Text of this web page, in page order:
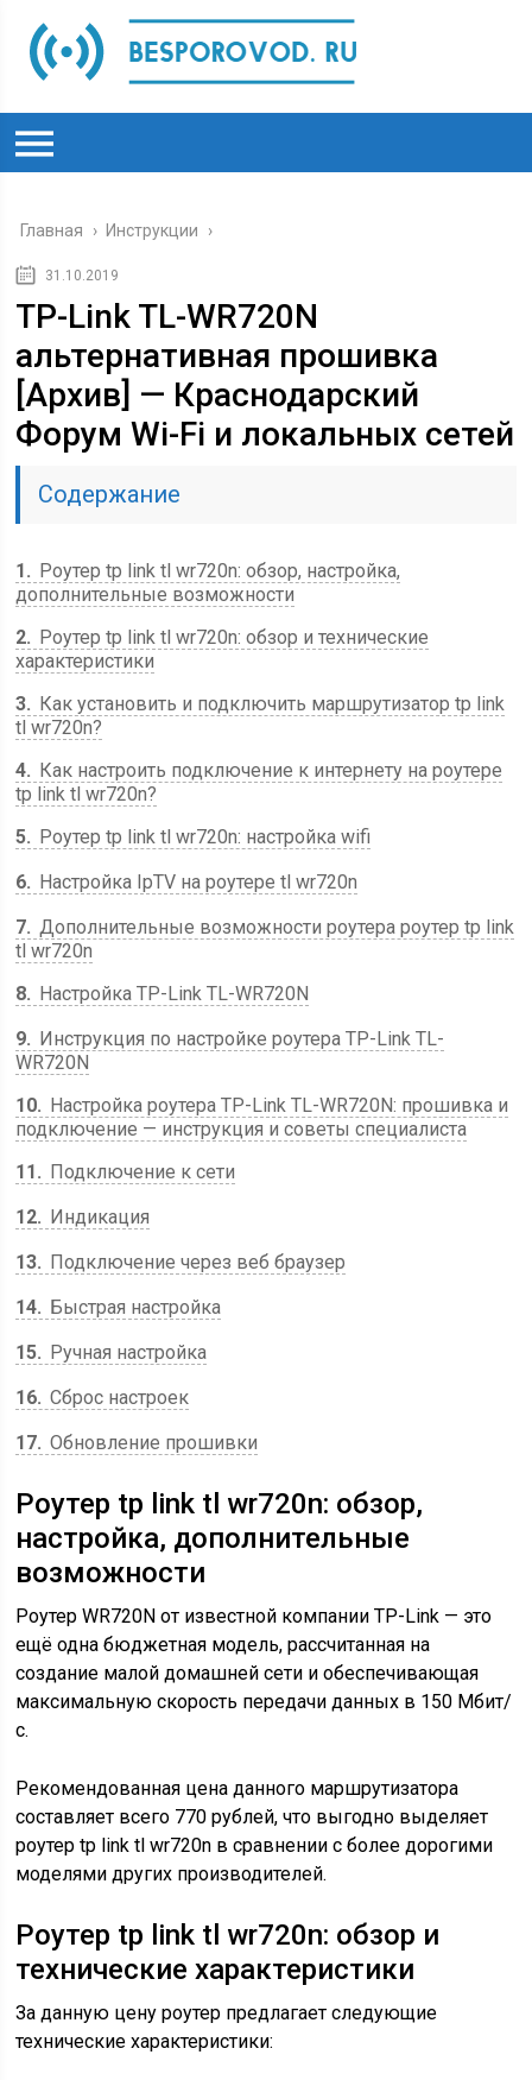
Главная › Инструкции ›
31.10.2019
TP-Link TL-WR720N
альтернативная прошивка
[Архив] — Краснодарский
Форум Wi-Fi и локальных сетей
Содержание
1
Роутер tp link tl wr720n: обзор, настройка,
дополнительные возможности
2
Роутер tp link tl wr720n: обзор и технические
характеристики
3
Как установить и подключить маршрутизатор tp link
tl wr720n?
4
Как настроить подключение к интернету на роутере
tp link tl wr720n?
5
Роутер tp link tl wr720n: настройка wifi
6
Настройка IpTV на роутере tl wr720n
7 Дополнительные возможности роутера роутер tp link
tl wr720n
8
Настройка TP-Link TL-WR720N
9
Инструкция по настройке роутера TP-Link TL-
WR720N
10
Настройка роутера TP-Link TL-WR720N: прошивка и
подключение — инструкция и советы специалиста
11
Подключение к сети
12
Индикация
13
Подключение через веб браузер
14
Быстрая настройка
15
Ручная настройка
16 Сброс настроек
17 Обновление прошивки
Роутер tp link tl wr720n: обзор,
настройка, дополнительные
возможности
Роутер WR720N от известной компании TP-Link — это
ещё одна бюджетная модель, рассчитанная на
создание малой домашней сети и обеспечивающая
максимальную скорость передачи данных в 150 Мбит/
с.
Рекомендованная цена данного маршрутизатора
составляет всего 770 рублей, что выгодно выделяет
роутер tp link tl wr720n в сравнении с более дорогими
моделями других производителей.
Роутер tp link tl wr720n: обзор и
технические характеристики
За данную цену роутер предлагает следующие
технические характеристики: